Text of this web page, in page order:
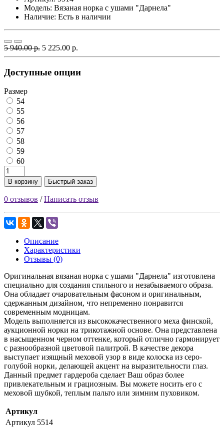
Модель: Вязаная норка с ушами "Дарнела"
Наличие: Есть в наличии
5 940.00 р. 5 225.00 р.
Доступные опции
Размер
54
55
56
57
58
59
60
В корзину Быстрый заказ
0 отзывов /Написать отзыв
Описание
Характеристики
Отзывы (0)
Оригинальная вязаная норка с ушами "Дарнела" изготовлена
специально для создания стильного и незабываемого образа.
Она обладает очаровательным фасоном и оригинальным,
сдержанным дизайном, что непременно понравится
современным модницам.
Модель выполняется из высококачественного меха финской,
аукционной норки на трикотажной основе. Она представлена
в насыщенном черном оттенке, который отлично гармонирует
с разнообразной цветовой палитрой. В качестве декора
выступает изящный меховой узор в виде колоска из серо-
голубой норки, делающей акцент на выразительности глаз.
Данный предмет гардероба сделает Ваш образ более
привлекательным и грациозным. Вы можете носить его с
меховой шубкой, теплым пальто или зимним пуховиком.
Артикул
Артикул 5514